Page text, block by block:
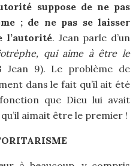
suppose de ne pas
; de ne pas se laisser
l’autorité. Jean parle d’un
qui aime à être le
9). Le problème de
dans le fait qu’il ait été
que Dieu lui avait
aimait être le premier !